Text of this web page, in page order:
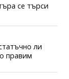
се търси
ли
правим